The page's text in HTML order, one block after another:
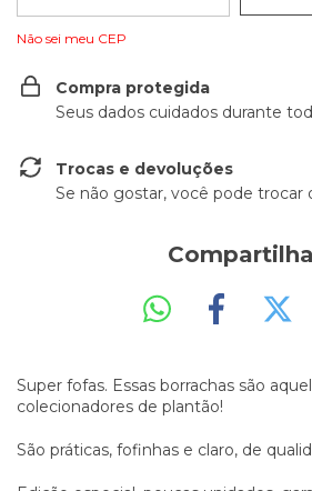
Não sei meu CEP
Compra protegida
Seus dados cuidados durante
Trocas e devoluções
Se não gostar, você pode trocar
Super fofas. Essas borrachas são
colecionadores de plantão!
São práticas, fofinhas e claro, de